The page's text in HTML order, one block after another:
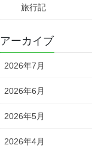
旅行記
アーカイブ
2026年7月
2026年6月
2026年5月
2026年4月